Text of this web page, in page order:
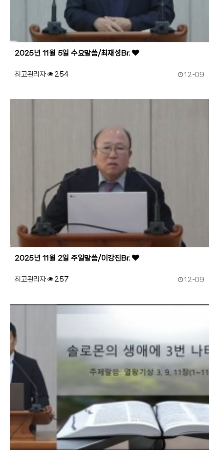
2025년 11월 5일 수요말씀/최재성Br.
최고관리자 12-09
254
186
2025년 11월 2일 주일말씀/이강진Br.
작성자
최고관리자 12-09
조회
257
185
작성자
조회